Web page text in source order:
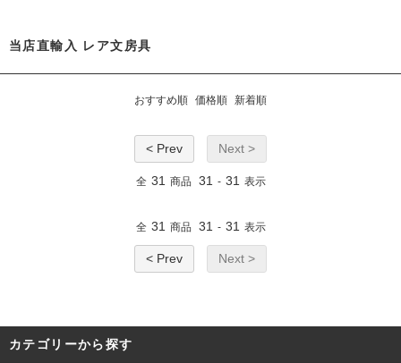
当店直輸入 レア文房具
おすすめ順 価格順 新着順
< Prev Next >
全 31 商品 31 - 31 表示
全 31 商品 31 - 31 表示
< Prev Next >
カテゴリーから探す